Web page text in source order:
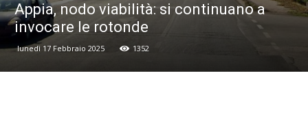
Appia, nodo viabilità: si continuano a
invocare le rotonde
lunedì 17 Febbraio 2025 1352